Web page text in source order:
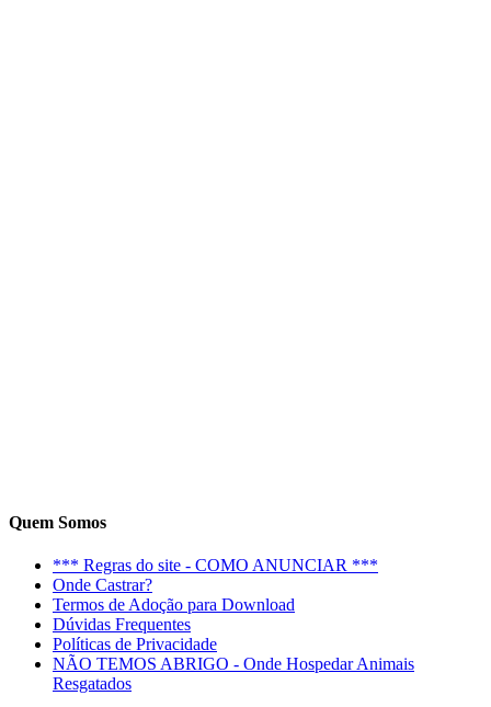
Quem Somos
*** Regras do site - COMO ANUNCIAR ***
Onde Castrar?
Termos de Adoção para Download
Dúvidas Frequentes
Políticas de Privacidade
NÃO TEMOS ABRIGO - Onde Hospedar Animais
Resgatados